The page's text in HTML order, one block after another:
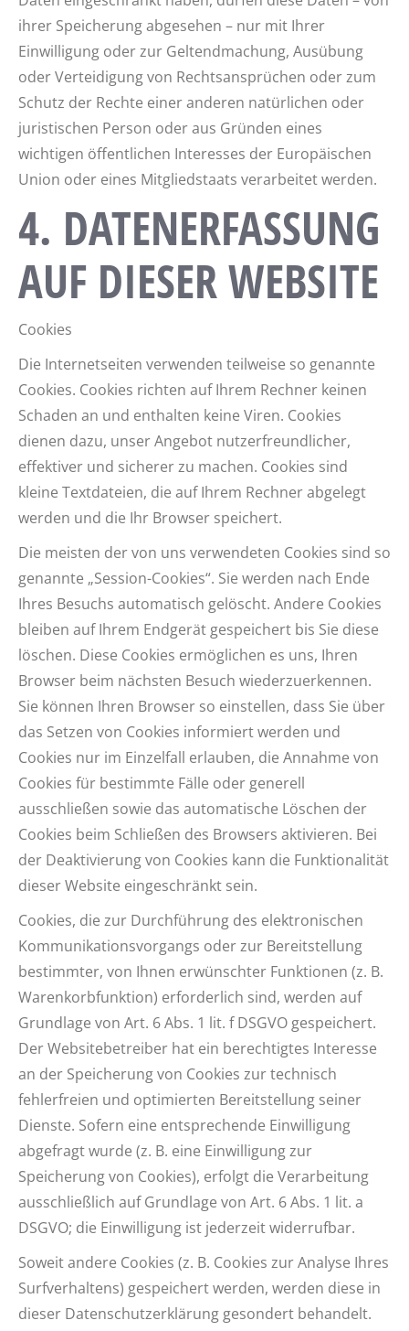
ihrer Speicherung abgesehen – nur mit Ihrer
Einwilligung oder zur Geltendmachung, Ausübung
oder Verteidigung von Rechtsansprüchen oder zum
Schutz der Rechte einer anderen natürlichen oder
juristischen Person oder aus Gründen eines
wichtigen öffentlichen Interesses der Europäischen
Union oder eines Mitgliedstaats verarbeitet werden.
4. DATENERFASSUNG
AUF DIESER WEBSITE
Cookies
Die Internetseiten verwenden teilweise so genannte
Cookies. Cookies richten auf Ihrem Rechner keinen
Schaden an und enthalten keine Viren. Cookies
dienen dazu, unser Angebot nutzerfreundlicher,
effektiver und sicherer zu machen. Cookies sind
kleine Textdateien, die auf Ihrem Rechner abgelegt
werden und die Ihr Browser speichert.
Die meisten der von uns verwendeten Cookies sind so
genannte „Session-Cookies“. Sie werden nach Ende
Ihres Besuchs automatisch gelöscht. Andere Cookies
bleiben auf Ihrem Endgerät gespeichert bis Sie diese
löschen. Diese Cookies ermöglichen es uns, Ihren
Browser beim nächsten Besuch wiederzuerkennen.
Sie können Ihren Browser so einstellen, dass Sie über
das Setzen von Cookies informiert werden und
Cookies nur im Einzelfall erlauben, die Annahme von
Cookies für bestimmte Fälle oder generell
ausschließen sowie das automatische Löschen der
Cookies beim Schließen des Browsers aktivieren. Bei
der Deaktivierung von Cookies kann die Funktionalität
dieser Website eingeschränkt sein.
Cookies, die zur Durchführung des elektronischen
Kommunikationsvorgangs oder zur Bereitstellung
bestimmter, von Ihnen erwünschter Funktionen (z. B.
Warenkorbfunktion) erforderlich sind, werden auf
Grundlage von Art. 6 Abs. 1 lit. f DSGVO gespeichert.
Der Websitebetreiber hat ein berechtigtes Interesse
an der Speicherung von Cookies zur technisch
fehlerfreien und optimierten Bereitstellung seiner
Dienste. Sofern eine entsprechende Einwilligung
abgefragt wurde (z. B. eine Einwilligung zur
Speicherung von Cookies), erfolgt die Verarbeitung
ausschließlich auf Grundlage von Art. 6 Abs. 1 lit. a
DSGVO; die Einwilligung ist jederzeit widerrufbar.
Soweit andere Cookies (z. B. Cookies zur Analyse Ihres
Surfverhaltens) gespeichert werden, werden diese in
dieser Datenschutzerklärung gesondert behandelt.